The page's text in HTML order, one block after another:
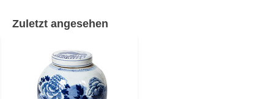
Zuletzt angesehen